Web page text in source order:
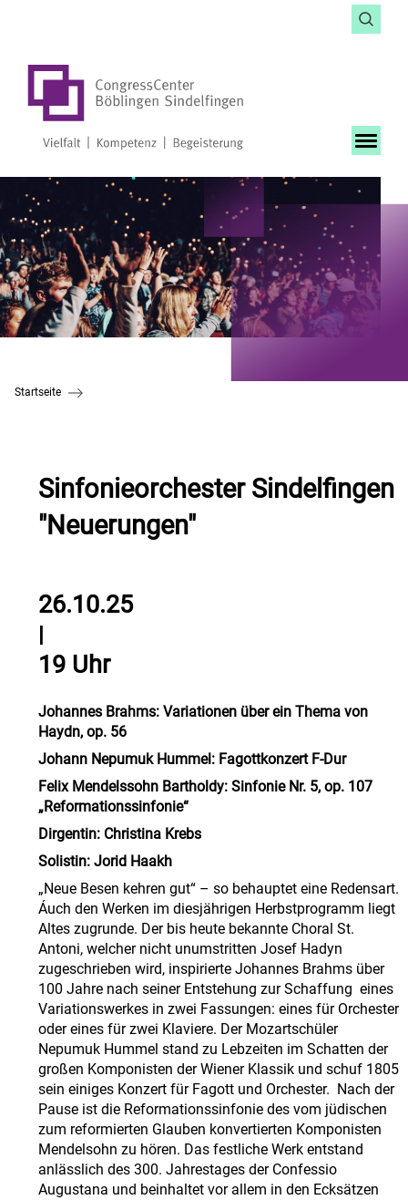
Startseite
Sinfonieorchester Sindelfingen
"Neuerungen"
26.10.25
19 Uhr
Johannes Brahms: Variationen über ein Thema von
Haydn, op. 56
Johann Nepumuk Hummel: Fagottkonzert F-Dur
Felix Mendelssohn Bartholdy: Sinfonie Nr. 5, op. 107
„Reformationssinfonie“
Dirgentin: Christina Krebs
Solistin: Jorid Haakh
„Neue Besen kehren gut“ – so behauptet eine Redensart.
Áuch den Werken im diesjährigen Herbstprogramm liegt
Altes zugrunde. Der bis heute bekannte Choral St.
Antoni, welcher nicht unumstritten Josef Hadyn
zugeschrieben wird, inspirierte Johannes Brahms über
100 Jahre nach seiner Entstehung zur Schaffung eines
Variationswerkes in zwei Fassungen: eines für Orchester
oder eines für zwei Klaviere. Der Mozartschüler
Nepumuk Hummel stand zu Lebzeiten im Schatten der
großen Komponisten der Wiener Klassik und schuf 1805
sein einiges Konzert für Fagott und Orchester. Nach der
Pause ist die Reformationssinfonie des vom jüdischen
zum reformierten Glauben konvertierten Komponisten
Mendelsohn zu hören. Das festliche Werk entstand
anlässlich des 300. Jahrestages der Confessio
Augustana und beinhaltet vor allem in den Ecksätzen